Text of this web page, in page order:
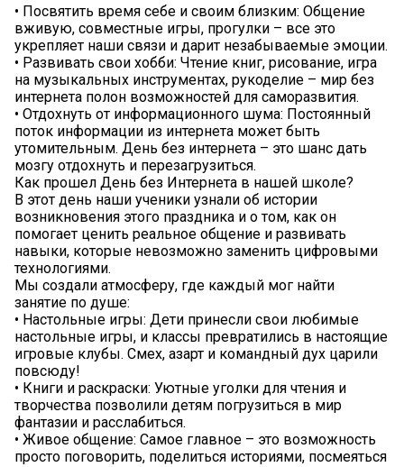
• Посвятить время себе и своим близким: Общение
вживую, совместные игры, прогулки – все это
укрепляет наши связи и дарит незабываемые эмоции.
• Развивать свои хобби: Чтение книг, рисование, игра
на музыкальных инструментах, рукоделие – мир без
интернета полон возможностей для саморазвития.
• Отдохнуть от информационного шума: Постоянный
поток информации из интернета может быть
утомительным. День без интернета – это шанс дать
мозгу отдохнуть и перезагрузиться.
Как прошел День без Интернета в нашей школе?
В этот день наши ученики узнали об истории
возникновения этого праздника и о том, как он
помогает ценить реальное общение и развивать
навыки, которые невозможно заменить цифровыми
технологиями.
Мы создали атмосферу, где каждый мог найти
занятие по душе:
• Настольные игры: Дети принесли свои любимые
настольные игры, и классы превратились в настоящие
игровые клубы. Смех, азарт и командный дух царили
повсюду!
• Книги и раскраски: Уютные уголки для чтения и
творчества позволили детям погрузиться в мир
фантазии и расслабиться.
• Живое общение: Самое главное – это возможность
просто поговорить, поделиться историями, посмеяться